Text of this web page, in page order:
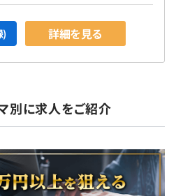
) 詳細を見る
別に求人をご紹介